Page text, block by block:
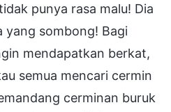
punya rasa malu! Dia
yang sombong! Bagi
mendapatkan berkat,
semua mencari cermin
cerminan buruk